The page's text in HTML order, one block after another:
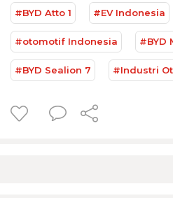
#BYD Atto 1 #EV Indonesia
#otomotif Indonesia #BYD
#BYD Sealion 7 #Industri